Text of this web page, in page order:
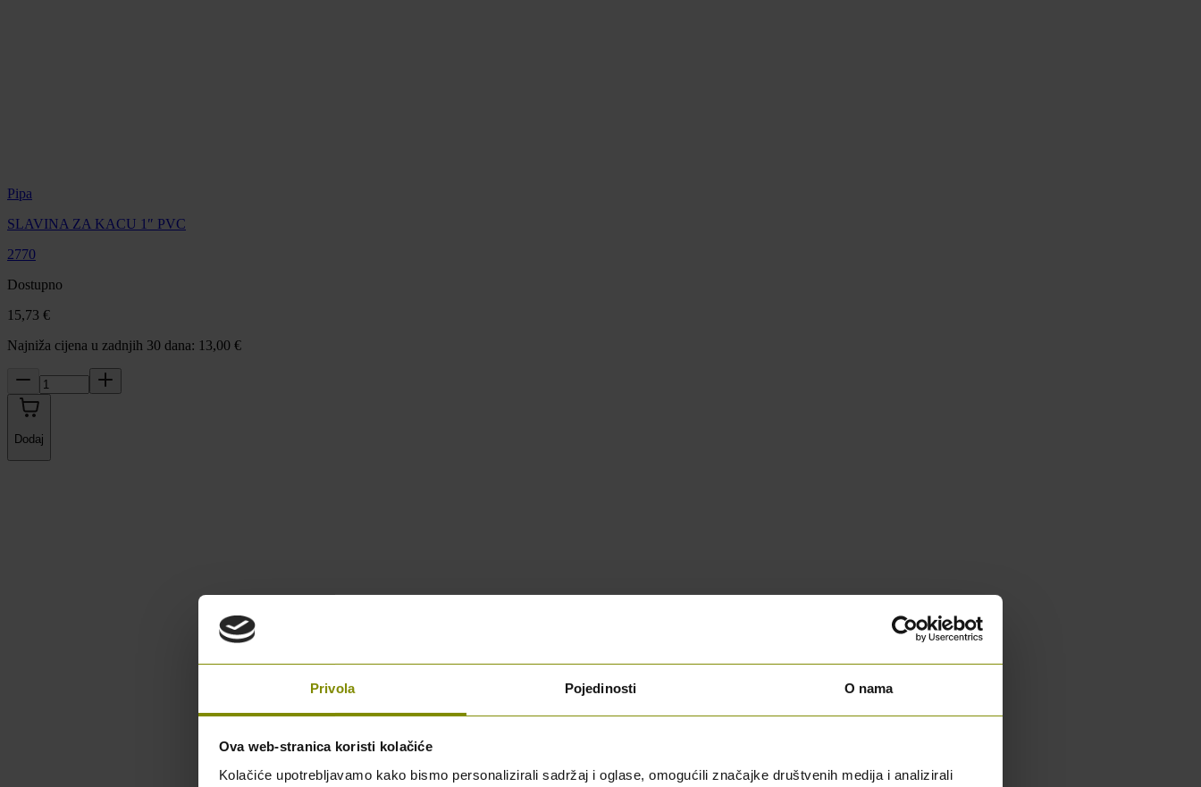
Privola Pojedinosti O nama
Ova web-stranica koristi kolačiće
Kolačiće upotrebljavamo kako bismo personalizirali sadržaj i oglase, omogućili značajke društvenih medija i analizirali
Pipa
SLAVINA ZA KACU 1″ PVC
2770
Dostupno
15,73 €
Najniža cijena u zadnjih 30 dana: 13,00 €
Dodaj